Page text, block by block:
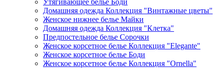
Утягивающее белье Боди
Домашняя одежда Коллекция "Винтажные цветы"
Женское нижнее белье Майки
Домашняя одежда Коллекция "Клетка"
Предпостельное белье Сорочки
Женское корсетное белье Коллекция "Elegante"
Женское корсетное белье Боди
Женское корсетное белье Коллекция "Ornella"